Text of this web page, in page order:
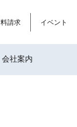
請求 イベント
会社案内